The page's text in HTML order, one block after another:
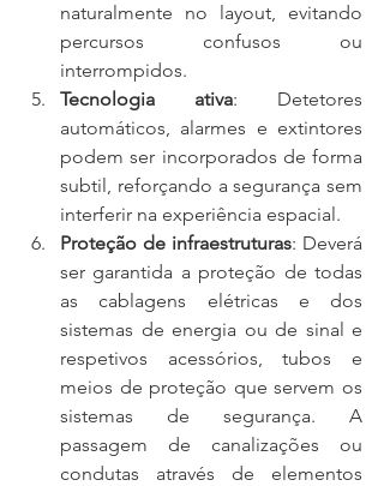
naturalmente no layout, evitando
percursos confusos ou
interrompidos.
Tecnologia ativa: Detetores
automáticos, alarmes e extintores
podem ser incorporados de forma
subtil, reforçando a segurança sem
interferir na experiência espacial.
Proteção de infraestruturas: Deverá
ser garantida a proteção de todas
as cablagens elétricas e dos
sistemas de energia ou de sinal e
respetivos acessórios, tubos e
meios de proteção que servem os
sistemas de segurança. A
passagem de canalizações ou
condutas através de elementos